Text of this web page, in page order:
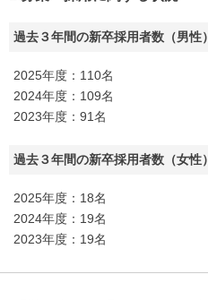
過去３年間の新卒採用者数（男性）
2025年度：110名
2024年度：109名
2023年度：91名
過去３年間の新卒採用者数（女性）
2025年度：18名
2024年度：19名
2023年度：19名